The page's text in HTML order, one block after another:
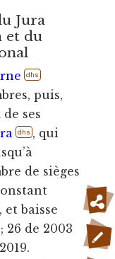
Jura
et du
dhs
puis,
de ses
dhs , qui
de sièges
et baisse
26 de 2003